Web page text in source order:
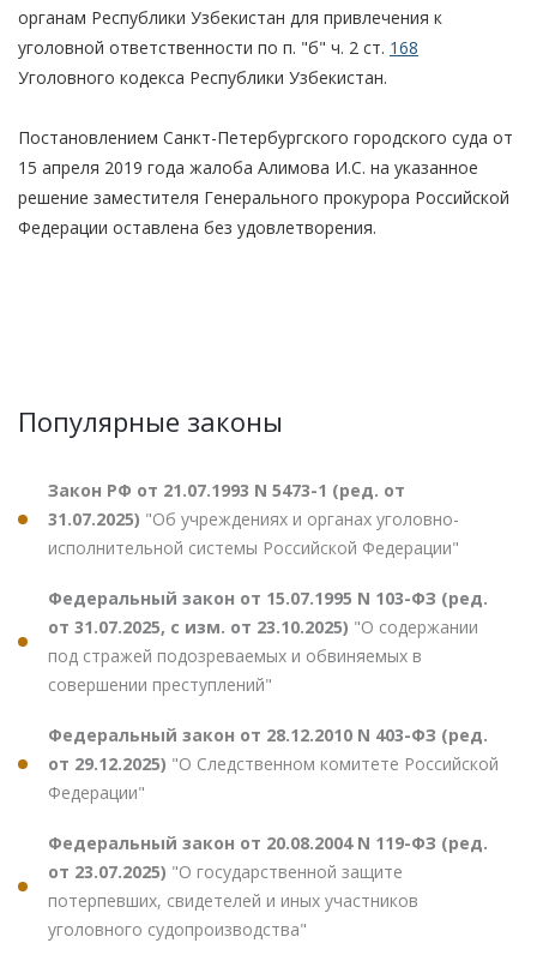
органам Республики Узбекистан для привлечения к
уголовной ответственности по п. "б" ч. 2 ст. 168
Уголовного кодекса Республики Узбекистан.
Постановлением Санкт-Петербургского городского суда от
15 апреля 2019 года жалоба Алимова И.С. на указанное
решение заместителя Генерального прокурора Российской
Федерации оставлена без удовлетворения.
Популярные законы
Закон РФ от 21.07.1993 N 5473-1 (ред. от
31.07.2025) "Об учреждениях и органах уголовно-
исполнительной системы Российской Федерации"
Федеральный закон от 15.07.1995 N 103-ФЗ (ред.
от 31.07.2025, с изм. от 23.10.2025) "О содержании
под стражей подозреваемых и обвиняемых в
совершении преступлений"
Федеральный закон от 28.12.2010 N 403-ФЗ (ред.
от 29.12.2025) "О Следственном комитете Российской
Федерации"
Федеральный закон от 20.08.2004 N 119-ФЗ (ред.
от 23.07.2025) "О государственной защите
потерпевших, свидетелей и иных участников
уголовного судопроизводства"